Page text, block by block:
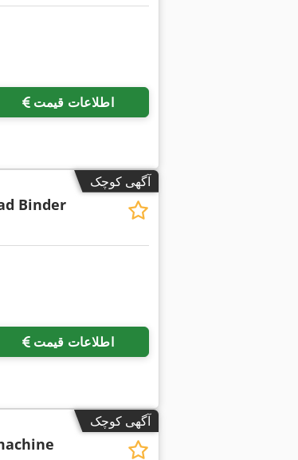
اطلاعات قیمت
آگهی کوچک
Binder
اطلاعات قیمت
آگهی کوچک